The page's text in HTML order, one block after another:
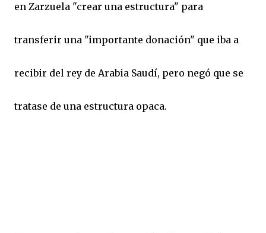
en Zarzuela "crear una estructura" para
transferir una "importante donación" que iba a
recibir del rey de Arabia Saudí, pero negó que se
tratase de una estructura opaca.